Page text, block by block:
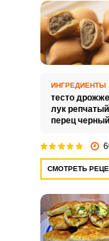
ИНГРЕДИЕНТЫ
тесто
лук
перец
СМОТРЕТЬ
ВХОД НА
с